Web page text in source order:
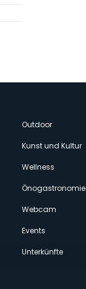
Outdoor
Kunst und Kultur
Wellness
Önogastronomie
Webcam
Events
Unterkünfte